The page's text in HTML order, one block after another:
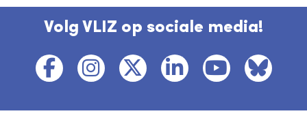
Volg VLIZ op sociale media!